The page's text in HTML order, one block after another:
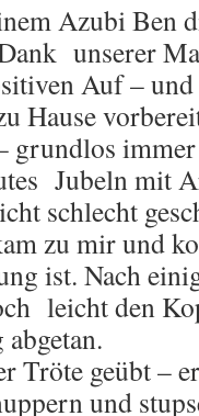
Azubi Ben
unserer
Auf –
Hause
grundlos
Jubeln mit
schlecht
zu mir und
ist. Nach
leicht den
Tröte geübt –
und